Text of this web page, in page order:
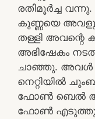
രതിമൂർച്ച
കുണ്ണയെ
തള്ളി
അഭിഷേകം
ചാഞ്ഞു. അവൾ
നെറ്റിയിൽ
ഫോൺ ബെൽ
ഫോൺ എടുത്തു